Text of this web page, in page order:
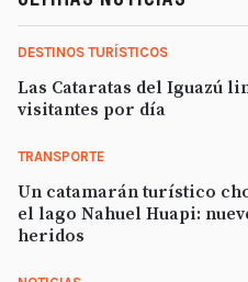
DESTINOS TURÍSTICOS
Las Cataratas del Iguazú
visitantes por día
TRANSPORTE
Un catamarán turístico
el lago Nahuel Huapi:
heridos